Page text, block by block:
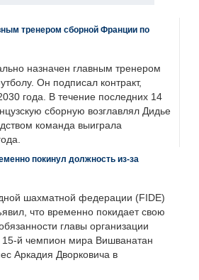
тренером сборной Франции по
назначен главным тренером
Он подписал контракт,
года. В течение последних 14
сборную возглавлял Дидье
команда выиграла
покинул должность из-за
шахматной федерации (FIDE)
что временно покидает свою
главы организации
15-й чемпион мира Вишванатан
Аркадия Дворковича в